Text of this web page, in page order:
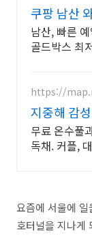
쿠팡 남산
남산, 빠른
골드박스 최
https://
지중해 감
문화공간
무료 온수풀
독채. 커플,
요즘에 서울에
호터널을 지나게